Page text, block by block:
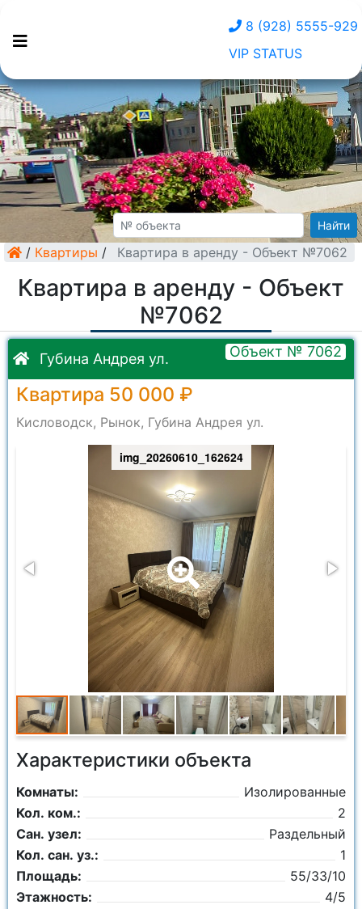
8 (928) 5555-929
VIP STATUS
Найти
/ Квартиры / Квартира в аренду - Объект №7062
Квартира в аренду - Объект
№7062
Губина Андрея ул. Объект № 7062
Квартира 50 000 ₽
Кисловодск, Рынок, Губина Андрея ул.
img_20260610_162624
Характеристики объекта
Комнаты:
Изолированные
Кол. ком.:
2
Сан. узел:
Раздельный
Кол. сан. уз.:
1
Площадь:
55/33/10
Этажность:
4/5